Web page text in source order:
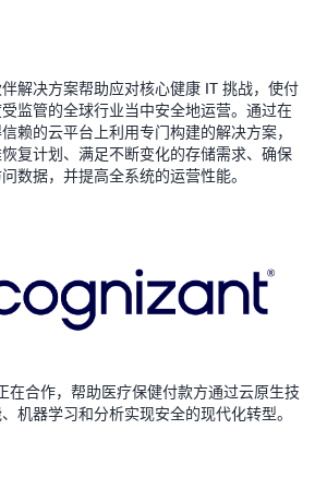
解决方案帮助应对核心健康 IT 挑战，使付
监管的全球行业当中安全地运营。通过在
赖的云平台上利用专门构建的解决方案，
复计划、满足不断变化的存储需求、确保
数据，并提高全系统的运营性能。
在合作，帮助医疗保健付款方通过云原生技
机器学习和分析实现安全的现代化转型。